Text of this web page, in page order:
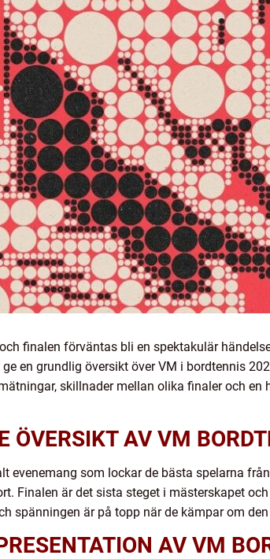
finalen förväntas bli en spektakulär
en grundlig översikt över VM i bordtennis
skillnader mellan olika finaler och
ÖVERSIKT AV VM
evenemang som lockar de bästa spelarna
Finalen är det sista steget i mästerskapet
spänningen är på topp när de kämpar om
AV VM